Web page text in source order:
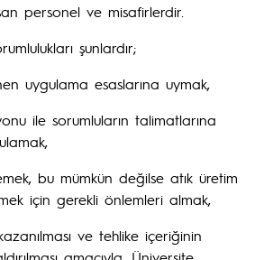
personel ve misafirlerdir.
şunlardır;
uygulama esaslarına uymak,
ile sorumluların talimatlarına
bu mümkün değilse atık üretim
için gerekli önlemleri almak,
ve tehlike içeriğinin